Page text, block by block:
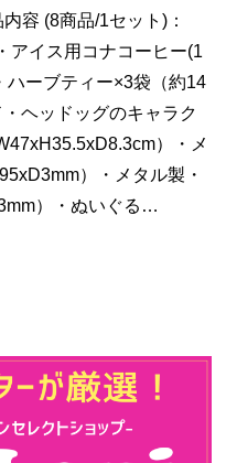
容 (8商品/1セット)：
アイス用コナコーヒー(1
ハーブティー×3袋（約14
ヘッドッグのキャラク
）・メ
）・メタル製・
）・ぬいぐる…